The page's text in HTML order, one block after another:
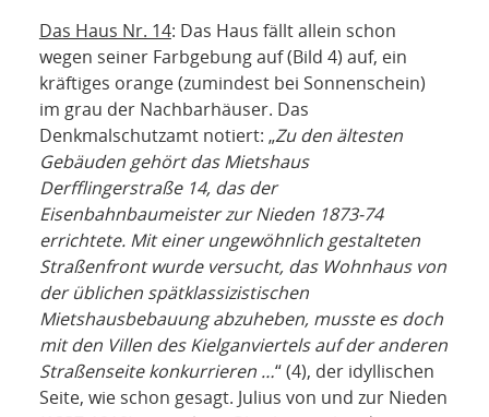
Das Haus Nr. 14: Das Haus fällt allein schon
wegen seiner Farbgebung auf (Bild 4) auf, ein
kräftiges orange (zumindest bei Sonnenschein)
im grau der Nachbarhäuser. Das
Denkmalschutzamt notiert: „Zu den ältesten
Gebäuden gehört das Mietshaus
Derfflingerstraße 14, das der
Eisenbahnbaumeister zur Nieden 1873-74
errichtete. Mit einer ungewöhnlich gestalteten
Straßenfront wurde versucht, das Wohnhaus von
der üblichen spätklassizistischen
Mietshausbebauung abzuheben, musste es doch
mit den Villen des Kielganviertels auf der anderen
Straßenseite konkurrieren …“ (4), der idyllischen
Seite, wie schon gesagt. Julius von und zur Nieden